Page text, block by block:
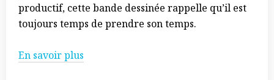
productif, cette bande dessinée rappelle qu’il est
toujours temps de prendre son temps.
En savoir plus